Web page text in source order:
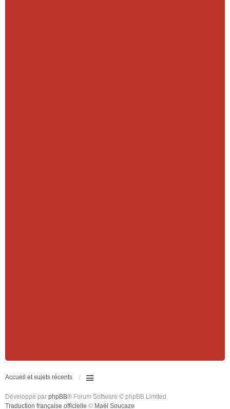
Accueil et sujets récents
Développé par phpBB® Forum Software © phpBB Limited
Traduction française officielle © Maël Soucaze